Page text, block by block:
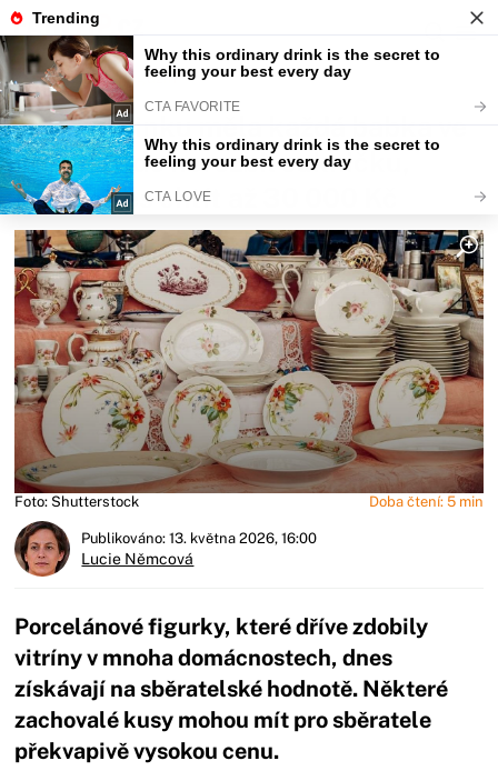
Fajntip.cz Magazín
Tuhle blbinku měla každá babka ve
vitríně. Kdo nerozbil sukničku,
může dnes chtít až 30 000 Kč
Foto: Shutterstock Doba čtení: 5 min
Publikováno: 13. května 2026, 16:00
Lucie Němcová
Porcelánové figurky, které dříve zdobily
vitríny v mnoha domácnostech, dnes
získávají na sběratelské hodnotě. Některé
zachovalé kusy mohou mít pro sběratele
překvapivě vysokou cenu.